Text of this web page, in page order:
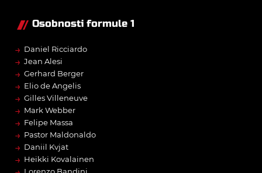
Osobnosti formule 1
→ Daniel Ricciardo
→ Jean Alesi
→ Gerhard Berger
→ Elio de Angelis
→ Gilles Villeneuve
→ Mark Webber
→ Felipe Massa
→ Pastor Maldonaldo
→ Daniil Kvjat
→ Heikki Kovalainen
Lorenzo Bandini